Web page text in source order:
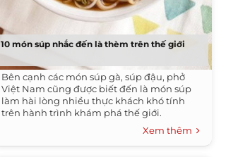
10 món súp nhắc đến là thèm trên thế giới
Bên cạnh các món súp gà, súp đậu, phở
Việt Nam cũng được biết đến là món súp
làm hài lòng nhiều thực khách khó tính
trên hành trình khám phá thế giới.
Xem thêm